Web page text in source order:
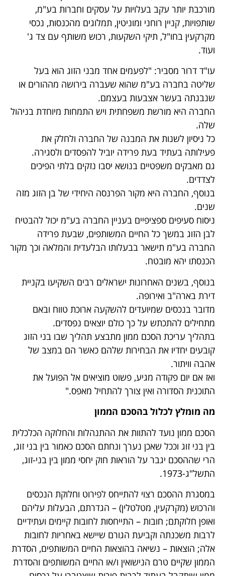
מורכבת יותר עקב בעלויות על עסקים וחברות בע"מ,
שותפויות, קניין רוחני ומוניטין, תמלוגים מהכנסות, נכסי
מקרקעין בחו"ל, תיקי השקעות, רכוש משותף עם צד ג'
ועוד.
עו"ד דרור מסביר: "לפעמים אחד מבני הזוג הוא בעל
שליטה בחברה בע"מ שהוא שעברה בירושה מההורים או
שנבנתה בעשר אצבעות בעצמם.
החברה היא מורשת משפחתית ויש התמחות מיוחדת בניהול
שלה.
כל ניסיון לשנות את המבנה של החברה ולחלק את
פעילותה בעתיד בעת פרידה יוביל להפסדים ולסגירה.
גם מאבקים משפטיים בנושא יסבו נזקים בלתי הפיכים
לצדדים.
בנוסף, החברה היא מקור הפרנסה היחידי של בן הזוג מזה
שנים.
ניסוח סעיפים ספציפיים בעניין החברה בע"מ יכול להבטיח
לבן הזוג במשך כל החיים המשותפים, שבעת פרידה
החברה בע"מ תישאר בבעלותו הבלעדית והמלאה וכך מקור
הכנסתו יהא מובטח.
בנוסף, בשנים האחרונות ישראלים רבים השקיעו בקניית
דירת בארה"ב ואירופה.
מדובר בנכסים שמיועדים להשקעה ארוכת טווח ובאם
מתחילים להתכתש על כך כולם יוצאים נפסדים.
בתהליך עריכת הסכם ממון מתבצע תהליך שבו בני הזוג
קובעים יחדיו את הבחירות שלהם כאשר הם במצב של
אהבה וויתור.
ואז אם יום פקודה מגיע, פשוט מוציאים אל הפועל את
התוכנית הסדורה ואין צורך להתחיל מאפס."
מה מומלץ לכלול בהסכם הממון
הסכם ממון נועד להתוות את ההתנהלות והחלוקה הכלכלית
בין בני זוג וככל שאכן נערך ונחתם הסכם כאמור בין בני זוג,
הרי שההסכם יגבר על הוראות חוק יחסי ממון בין בני-זוג,
התשל"ג-1973.
במסגרת ההסכם רצוי להתייחס לפירוט וחלוקת הנכסים
והרכוש (מקרקעין, מטלטלין) – הגדרתם, הבעלות עליהם
ואופן חלוקתם; חובות – התייחסות לחובות קיימים ועתידיים
לרבות משכנתה וקביעת הגורם שיישא באחריות לחובות
אלה; הוצאות – נשיאה בהוצאות החיים המשותפים, הסדרת
הממון שקיים טרם הנישואין ו/או החיים המשותפים והסדרת